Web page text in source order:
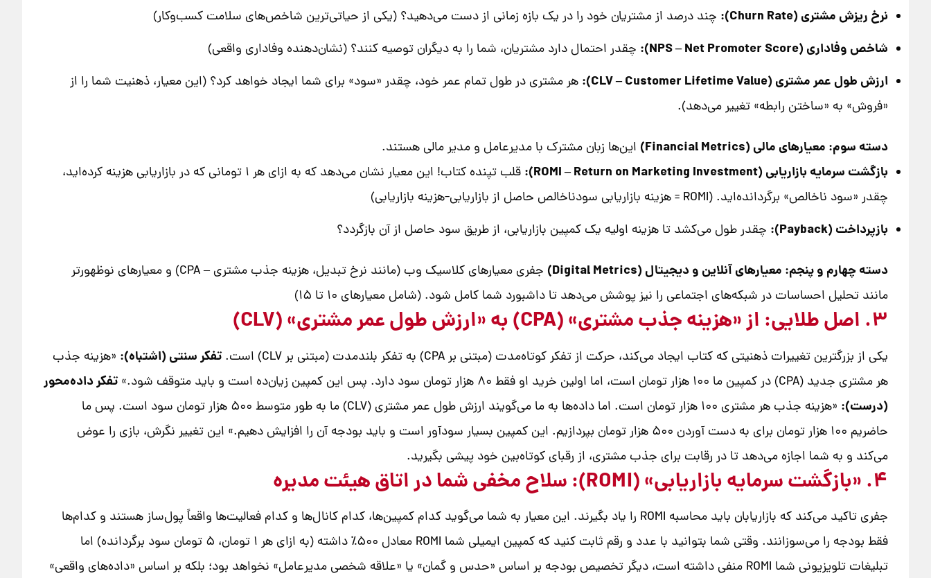
نرخ ریزش مشتری (Churn Rate): چند درصد از مشتریان خود را در یک بازه زمانی از دست می‌دهید؟ (یکی از حیاتی‌ترین شاخص‌های سلامت کسب‌وکار)
شاخص وفاداری (NPS – Net Promoter Score): چقدر احتمال دارد مشتریان، شما را به دیگران توصیه کنند؟ (نشان‌دهنده وفاداری واقعی)
ارزش طول عمر مشتری (CLV – Customer Lifetime Value):
هر مشتری در طول تمام عمر خود، چقدر «سود» برای شما ایجاد خواهد کرد؟ (این معیار، ذهنیت شما را از
«فروش» به «ساختن رابطه» تغییر می‌دهد).
دسته سوم: معیارهای مالی (Financial Metrics) این‌ها زبان مشترک با مدیرعامل و مدیر مالی هستند.
بازگشت سرمایه بازاریابی (ROMI – Return on Marketing Investment):
قلب تپنده کتاب! این معیار نشان می‌دهد که به ازای هر ۱ تومانی که در بازاریابی هزینه کرده‌اید،
چقدر «سود ناخالص» برگردانده‌اید. (ROMI = هزینه بازاریابی سودناخالص حاصل از بازاریابی−هزینه بازاریابی)
بازپرداخت (Payback): چقدر طول می‌کشد تا هزینه اولیه یک کمپین بازاریابی، از طریق سود حاصل از آن بازگردد؟
دسته چهارم و پنجم: معیارهای آنلاین و دیجیتال (Digital Metrics)
جفری معیارهای کلاسیک وب (مانند نرخ تبدیل، هزینه جذب مشتری – CPA) و معیارهای نوظهورتر
مانند تحلیل احساسات در شبکه‌های اجتماعی را نیز پوشش می‌دهد تا داشبورد شما کامل شود. (شامل معیارهای ۱۰ تا ۱۵)
۳. اصل طلایی: از «هزینه جذب مشتری» (CPA) به «ارزش طول عمر مشتری» (CLV)
یکی از بزرگترین تغییرات ذهنیتی که کتاب ایجاد می‌کند، حرکت از تفکر کوتاه‌مدت (مبتنی بر CPA) به تفکر بلندمدت (مبتنی بر CLV) است. تفکر سنتی (اشتباه): «هزینه جذب
هر مشتری جدید (CPA) در کمپین ما ۱۰۰ هزار تومان است، اما اولین خرید او فقط ۸۰ هزار تومان سود دارد. پس این کمپین زیان‌ده است و باید متوقف شود.»
تفکر داده‌محور
(درست):
«هزینه جذب هر مشتری ۱۰۰ هزار تومان است. اما داده‌ها به ما می‌گویند ارزش طول عمر مشتری (CLV) ما به طور متوسط ۵۰۰ هزار تومان سود است. پس ما
حاضریم ۱۰۰ هزار تومان برای به دست آوردن ۵۰۰ هزار تومان بپردازیم. این کمپین بسیار سودآور است و باید بودجه آن را افزایش دهیم.» این تغییر نگرش، بازی را عوض
می‌کند و به شما اجازه می‌دهد تا در رقابت برای جذب مشتری، از رقبای کوتاه‌بین خود پیشی بگیرید.
۴. «بازگشت سرمایه بازاریابی» (ROMI): سلاح مخفی شما در اتاق هیئت مدیره
جفری تاکید می‌کند که بازاریابان باید محاسبه ROMI را یاد بگیرند. این معیار به شما می‌گوید کدام کمپین‌ها، کدام کانال‌ها و کدام فعالیت‌ها واقعاً پول‌ساز هستند و کدام‌ها
فقط بودجه را می‌سوزانند. وقتی شما بتوانید با عدد و رقم ثابت کنید که کمپین ایمیلی شما ROMI معادل ۵۰۰٪ داشته (به ازای هر ۱ تومان، ۵ تومان سود برگردانده) اما
تبلیغات تلویزیونی شما ROMI منفی داشته است، دیگر تخصیص بودجه بر اساس «حدس و گمان» یا «علاقه شخصی مدیرعامل» نخواهد بود؛ بلکه بر اساس «داده‌های واقعی»